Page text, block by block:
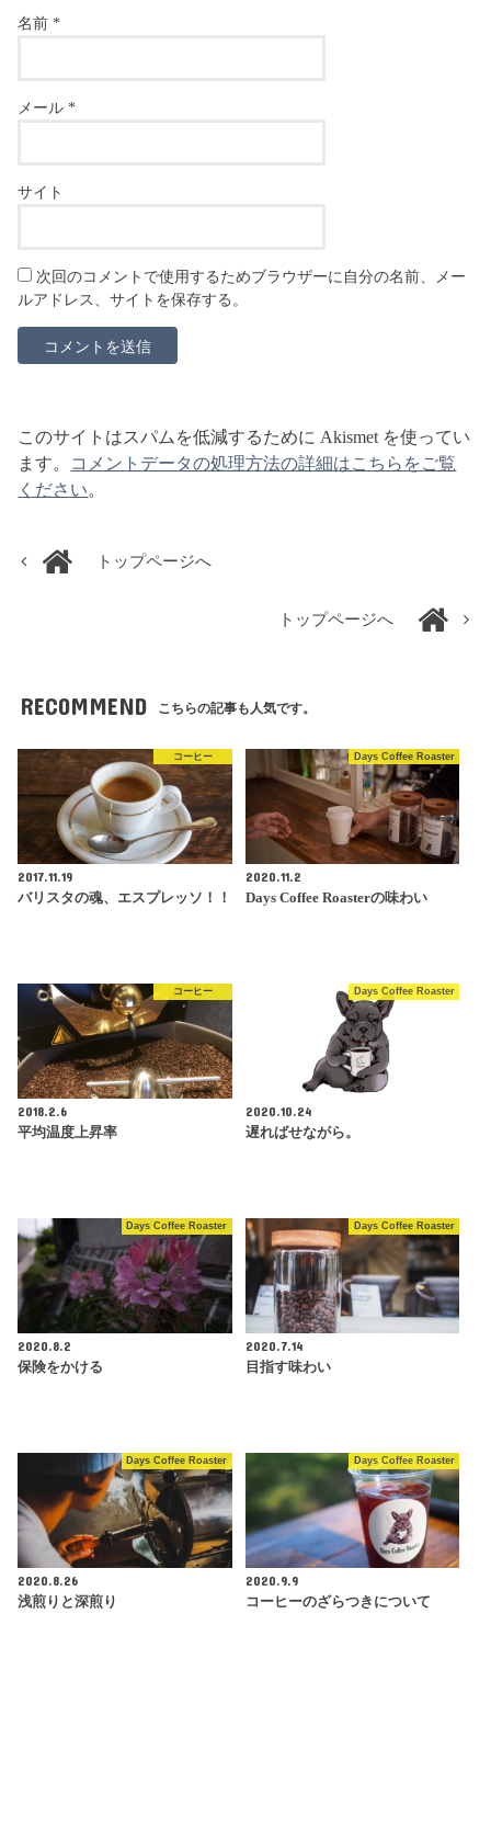
名前 *
メール *
サイト
次回のコメントで使用するためブラウザーに自分の名前、メー
ルアドレス、サイトを保存する。
このサイトはスパムを低減するために Akismet を使ってい
ます。 コメントデータの処理方法の詳細はこちらをご覧
ください。
トップページへ
トップページへ
RECOMMEND こちらの記事も人気です。
コーヒー
2017.11.19
バリスタの魂、エスプレッソ！！
Days Coffee Roaster
2020.11.2
Days Coffee Roasterの味わい
コーヒー
2018.2.6
平均温度上昇率
Days Coffee Roaster
2020.10.24
遅ればせながら。
Days Coffee Roaster
2020.8.2
保険をかける
Days Coffee Roaster
2020.7.14
目指す味わい
Days Coffee Roaster
2020.8.26
浅煎りと深煎り
Days Coffee Roaster
2020.9.9
コーヒーのざらつきについて